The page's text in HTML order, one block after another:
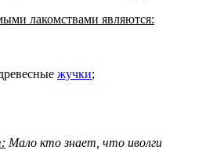
лакомствами являются:
жучки;
Мало кто знает, что иволги